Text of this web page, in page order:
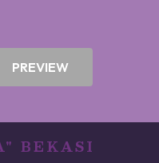
PREVIEW
BEKASI